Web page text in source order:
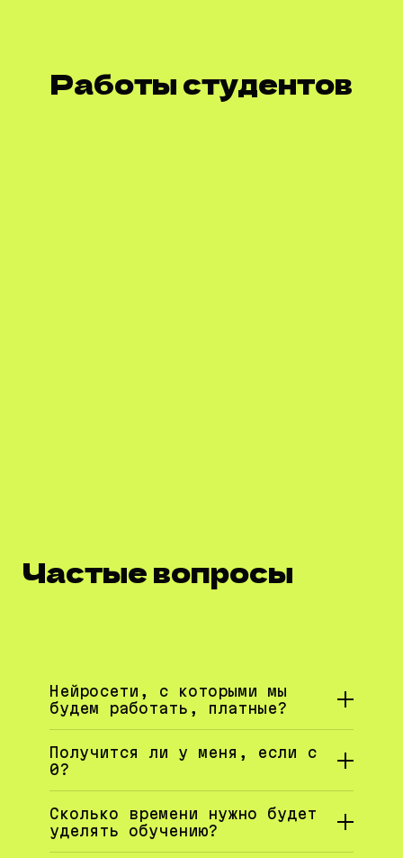
Работы студентов
Частые вопросы
Нейросети, с которыми мы
будем работать, платные?
Получится ли у меня, если с
0?
Сколько времени нужно будет
уделять обучению?